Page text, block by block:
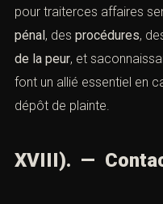
pour traiterces affaires
pénal, des procédures,
de la peur, et
font un allié essentiel en
dépôt de plainte.
XVIII). —